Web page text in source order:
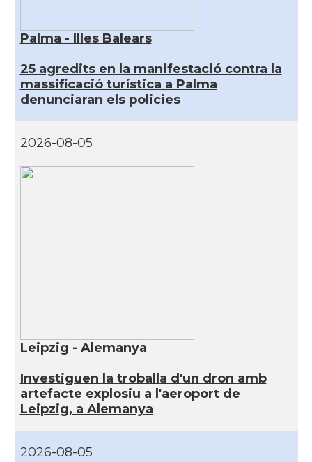
Palma - Illes Balears
25 agredits en la manifestació contra la
massificació turística a Palma
denunciaran els policies
2026-08-05
Leipzig - Alemanya
Investiguen la troballa d'un dron amb
artefacte explosiu a l'aeroport de
Leipzig, a Alemanya
2026-08-05